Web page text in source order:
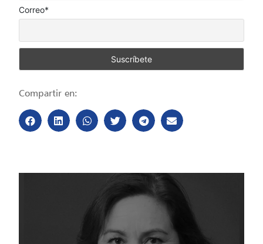
Correo*
Compartir en: